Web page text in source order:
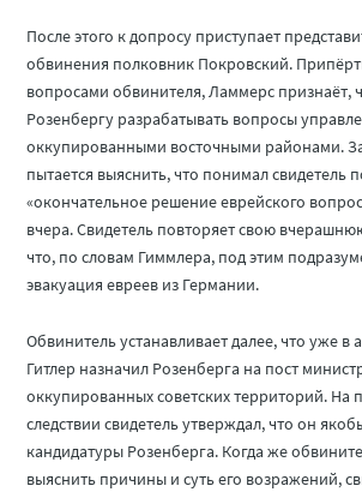
После этого к допросу приступает
обвинения полковник Покровский.
вопросами обвинителя, Ламмерс признаёт,
Розенбергу разрабатывать вопросы
оккупированными восточными районами.
пытается выяснить, что понимал свидетель
«окончательное решение еврейского
вчера. Свидетель повторяет свою
что, по словам Гиммлера, под этим
эвакуация евреев из Германии.
Обвинитель устанавливает далее, что уже в
Гитлер назначил Розенберга на пост
оккупированных советских территорий. На
следствии свидетель утверждал, что он
кандидатуры Розенберга. Когда же
выяснить причины и суть его возражений,